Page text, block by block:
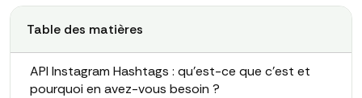
Table des matières
API Instagram Hashtags : qu'est-ce que c'est et
pourquoi en avez-vous besoin ?